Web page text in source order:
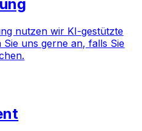
nutzen wir KI-gestützte
uns gerne an, falls Sie